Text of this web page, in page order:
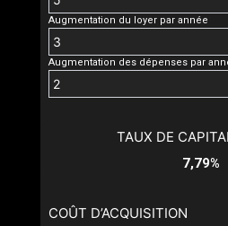
Augmentation du loyer par année
Augmentation des dépenses par
TAUX DE
7,79%
COÛT D’ACQUISITION